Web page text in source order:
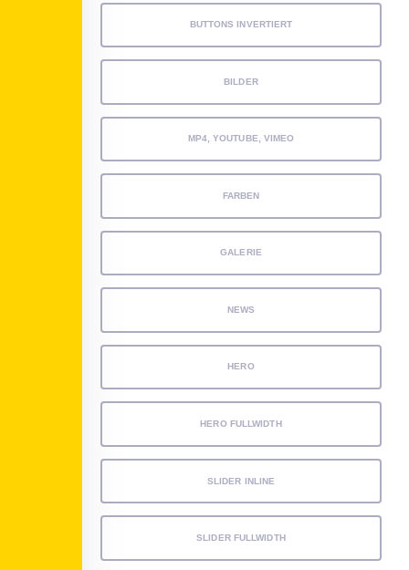
BUTTONS INVERTIERT
BILDER
MP4, YOUTUBE, VIMEO
FARBEN
GALERIE
NEWS
HERO
HERO FULLWIDTH
SLIDER INLINE
SLIDER FULLWIDTH